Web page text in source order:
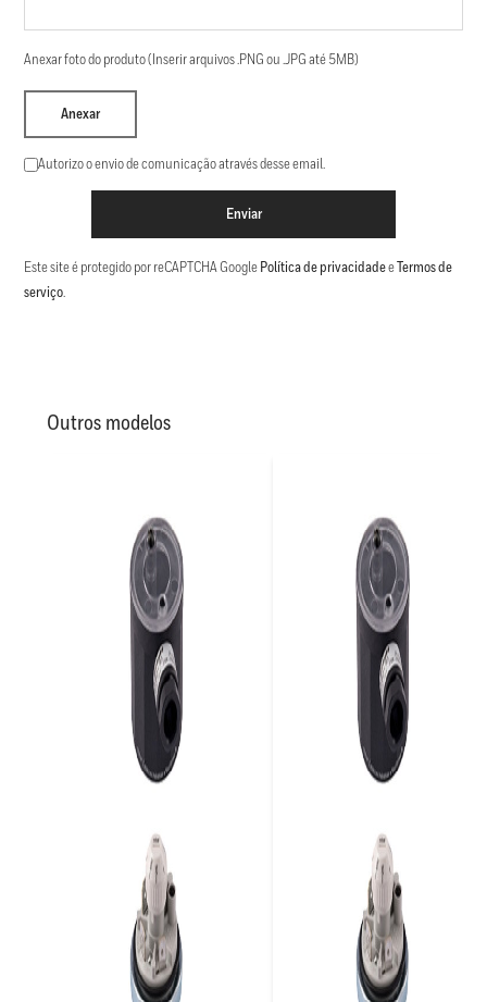
Anexar foto do produto (Inserir arquivos .PNG ou .JPG até 5MB)
Anexar
Autorizo o envio de comunicação através desse email.
Enviar
Este site é protegido por reCAPTCHA Google Política de privacidadee Termos de
serviço.
Outros modelos